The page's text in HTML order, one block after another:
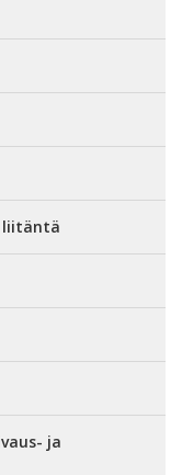
liitäntä
ja